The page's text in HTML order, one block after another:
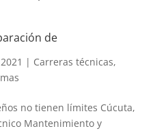
de
| Carreras técnicas,
no tienen límites Cúcuta,
Mantenimiento y